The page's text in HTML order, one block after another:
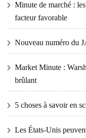
Minute de marché :
facteur favorable
Nouveau numéro du
Market Minute :
brûlant
5 choses à savoir en
Les États-Unis